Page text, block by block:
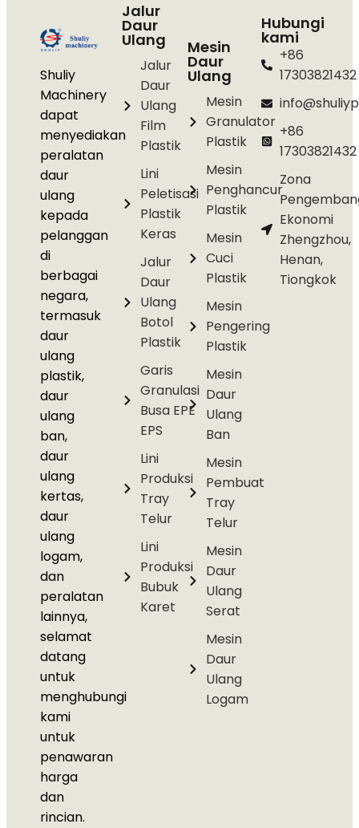
Shuliy
Machinery
dapat
menyediakan
peralatan
daur
ulang
kepada
pelanggan
di
berbagai
negara,
termasuk
daur
ulang
plastik,
daur
ulang
ban,
daur
ulang
kertas,
daur
ulang
logam,
dan
peralatan
lainnya,
selamat
datang
untuk
menghubungi
kami
untuk
penawaran
harga
dan
rincian.
Jalur
Daur
Ulang
Jalur
Daur
Ulang
Film
Plastik
Lini
Peletisasi
Plastik
Keras
Jalur
Daur
Ulang
Botol
Plastik
Garis
Granulasi
Busa EPE
EPS
Lini
Produksi
Tray
Telur
Lini
Produksi
Bubuk
Karet
Mesin
Daur
Ulang
Mesin
Granulator
Plastik
Mesin
Penghancur
Plastik
Mesin
Cuci
Plastik
Mesin
Pengering
Plastik
Mesin
Daur
Ulang
Ban
Mesin
Pembuat
Tray
Telur
Mesin
Daur
Ulang
Serat
Mesin
Daur
Ulang
Logam
Hubungi
kami
+86
17303821432
+86
17303821432
Zona
Ekonomi
Zhengzhou,
Henan,
Tiongkok